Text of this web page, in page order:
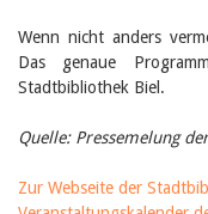
Manuela Nyffeler-Lanker
Alle Autoren
Archiv
Juni 2026
Dezember 2025
Wenn nicht anders
Das genaue
Stadtbibliothek Biel.
Quelle: Pressemelung
Zur Webseite der